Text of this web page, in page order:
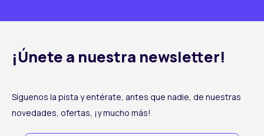
¡Únete a nuestra newsletter!
Síguenos la pista y entérate, antes que nadie, de nuestras
novedades, ofertas, ¡y mucho más!